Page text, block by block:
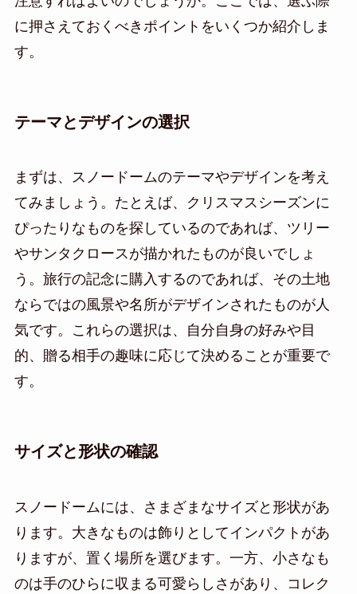
に押さえておくべきポイントをいくつか紹介しま
す。
テーマとデザインの選択
まずは、スノードームのテーマやデザインを考え
てみましょう。たとえば、クリスマスシーズンに
ぴったりなものを探しているのであれば、ツリー
やサンタクロースが描かれたものが良いでしょ
う。旅行の記念に購入するのであれば、その土地
ならではの風景や名所がデザインされたものが人
気です。これらの選択は、自分自身の好みや目
的、贈る相手の趣味に応じて決めることが重要で
す。
サイズと形状の確認
スノードームには、さまざまなサイズと形状があ
ります。大きなものは飾りとしてインパクトがあ
りますが、置く場所を選びます。一方、小さなも
のは手のひらに収まる可愛らしさがあり、コレク